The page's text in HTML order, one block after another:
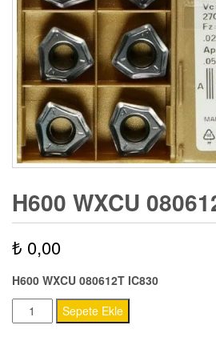
H600 WXCU
₺ 0,00
H600 WXCU 080612T IC830
H600
WXCU
Sepete Ekle